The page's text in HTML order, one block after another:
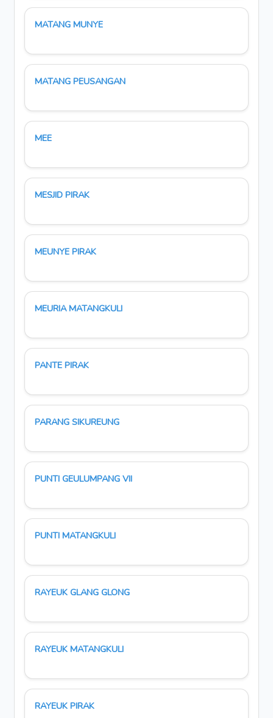
MATANG MUNYE
MATANG PEUSANGAN
MEE
MESJID PIRAK
MEUNYE PIRAK
MEURIA MATANGKULI
PANTE PIRAK
PARANG SIKUREUNG
PUNTI GEULUMPANG VII
PUNTI MATANGKULI
RAYEUK GLANG GLONG
RAYEUK MATANGKULI
RAYEUK PIRAK